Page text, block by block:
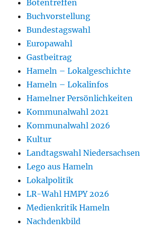
Botentreffen
Buchvorstellung
Bundestagswahl
Europawahl
Gastbeitrag
Hameln – Lokalgeschichte
Hameln – Lokalinfos
Hamelner Persönlichkeiten
Kommunalwahl 2021
Kommunalwahl 2026
Kultur
Landtagswahl Niedersachsen
Lego aus Hameln
Lokalpolitik
LR-Wahl HMPY 2026
Medienkritik Hameln
Nachdenkbild